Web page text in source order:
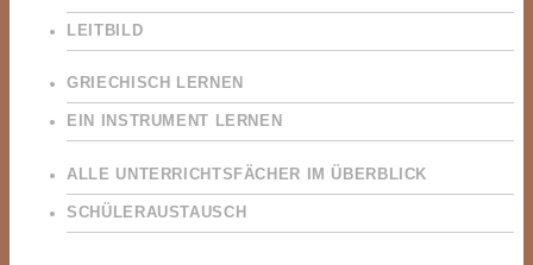
LEITBILD
GRIECHISCH LERNEN
EIN INSTRUMENT LERNEN
ALLE UNTERRICHTSFÄCHER IM ÜBERBLICK
SCHÜLERAUSTAUSCH